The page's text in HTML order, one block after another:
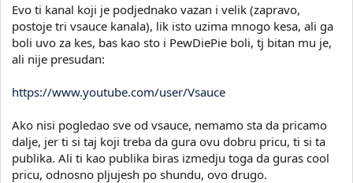
Evo ti kanal koji je podjednako vazan i velik (zapravo,
postoje tri vsauce kanala), lik isto uzima mnogo kesa, ali ga
boli uvo za kes, bas kao sto i PewDiePie boli, tj bitan mu je,
ali nije presudan:
https://www.youtube.com/user/Vsauce
Ako nisi pogledao sve od vsauce, nemamo sta da pricamo
dalje, jer ti si taj koji treba da gura ovu dobru pricu, ti si ta
publika. Ali ti kao publika biras izmedju toga da guras cool
pricu, odnosno pljujesh po shundu, ovo drugo.